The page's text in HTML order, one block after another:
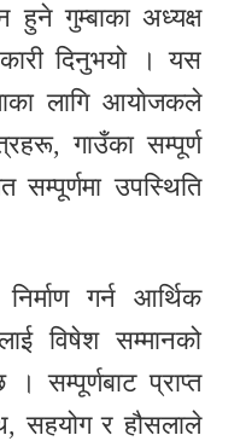
हुने गुम्बाका अध्यक्ष
दिनुभयाे । यस
लागि आयाेजकले
गाउँका सम्पूर्ण
सम्पूर्णमा उपस्थिति
गर्न आर्थिक
विषेश सम्मानको
सम्पूर्णबाट प्राप्त
सहयोग र हौसलाले